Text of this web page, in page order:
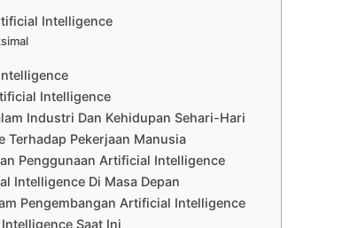
Intelligence
Intelligence
Industri Dan Kehidupan Sehari-Hari
Pekerjaan Manusia
Penggunaan Artificial Intelligence
Intelligence Di Masa Depan
Pengembangan Artificial Intelligence
Saat Ini